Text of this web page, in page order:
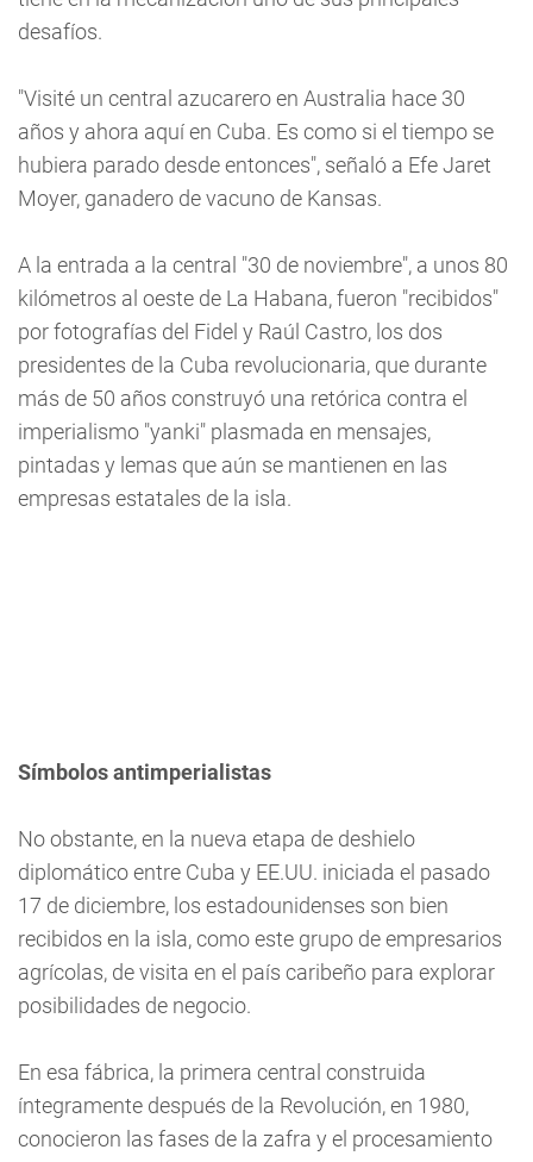
desafíos.
"Visité un central azucarero en Australia hace 30
años y ahora aquí en Cuba. Es como si el tiempo se
hubiera parado desde entonces", señaló a Efe Jaret
Moyer, ganadero de vacuno de Kansas.
A la entrada a la central "30 de noviembre", a unos 80
kilómetros al oeste de La Habana, fueron "recibidos"
por fotografías del Fidel y Raúl Castro, los dos
presidentes de la Cuba revolucionaria, que durante
más de 50 años construyó una retórica contra el
imperialismo "yanki" plasmada en mensajes,
pintadas y lemas que aún se mantienen en las
empresas estatales de la isla.
Símbolos antimperialistas
No obstante, en la nueva etapa de deshielo
diplomático entre Cuba y EE.UU. iniciada el pasado
17 de diciembre, los estadounidenses son bien
recibidos en la isla, como este grupo de empresarios
agrícolas, de visita en el país caribeño para explorar
posibilidades de negocio.
En esa fábrica, la primera central construida
íntegramente después de la Revolución, en 1980,
conocieron las fases de la zafra y el procesamiento